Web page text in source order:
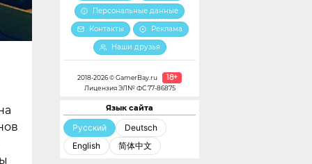
Персональные данные
Контакты
Реклама
Наши друзья
2018-2026 © GamerBay.ru 18+
Лицензия ЭЛ№ ФС 77-86875
Язык сайта
Русский
Deutsch
English
简体中文